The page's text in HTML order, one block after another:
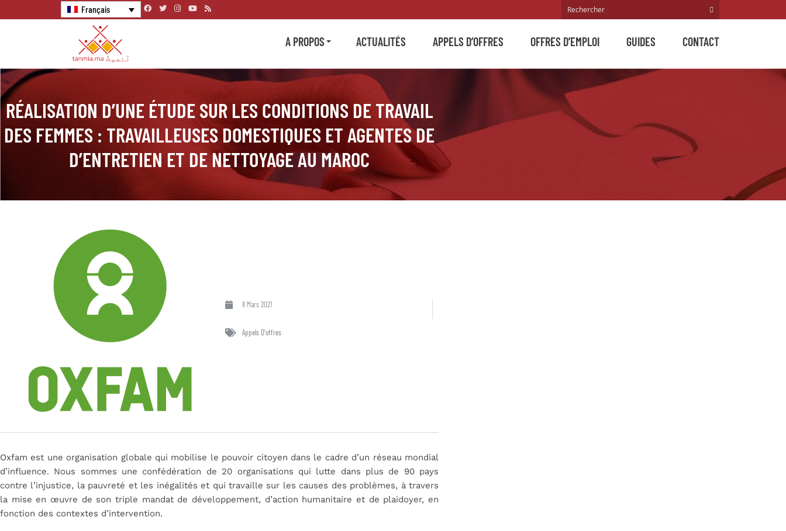
Français
A PROPOS ACTUALITÉS APPELS D’OFFRES OFFRES D’EMPLOI GUIDES CONTACT
RÉALISATION D’UNE ÉTUDE SUR LES CONDITIONS DE TRAVAIL
DES FEMMES : TRAVAILLEUSES DOMESTIQUES ET AGENTES DE
D’ENTRETIEN ET DE NETTOYAGE AU MAROC
8 Mars 2021
Appels D'offres
Oxfam est une organisation globale qui mobilise le pouvoir citoyen dans le cadre d’un réseau mondial
d’influence. Nous sommes une confédération de 20 organisations qui lutte dans plus de 90 pays
contre l’injustice, la pauvreté et les inégalités et qui travaille sur les causes des problèmes, à travers
la mise en œuvre de son triple mandat de développement, d’action humanitaire et de plaidoyer, en
fonction des contextes d’intervention.